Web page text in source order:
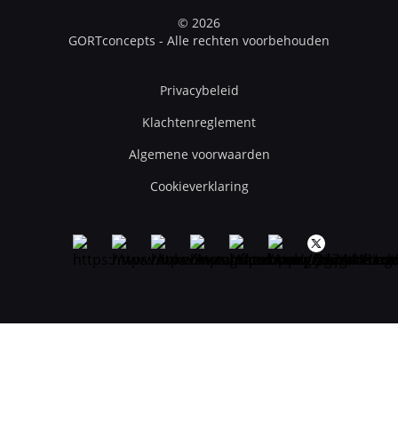
© 2026
GORTconcepts - Alle rechten voorbehouden
Privacybeleid
Klachtenreglement
Algemene voorwaarden
Cookieverklaring